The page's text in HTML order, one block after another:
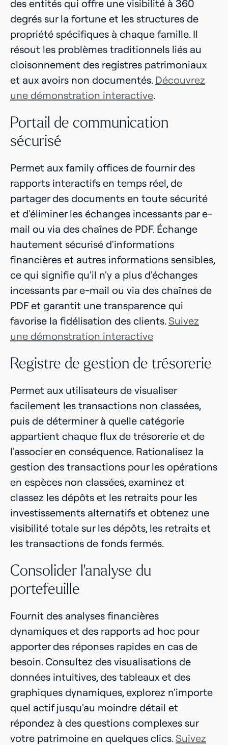
des entités qui offre une visibilité à 360
degrés sur la fortune et les structures de
propriété spécifiques à chaque famille. Il
résout les problèmes traditionnels liés au
cloisonnement des registres patrimoniaux
et aux avoirs non documentés. Découvrez
une démonstration interactive.
Portail de communication
sécurisé
Permet aux family offices de fournir des
rapports interactifs en temps réel, de
partager des documents en toute sécurité
et d'éliminer les échanges incessants par e-
mail ou via des chaînes de PDF. Échange
hautement sécurisé d'informations
financières et autres informations sensibles,
ce qui signifie qu'il n'y a plus d'échanges
incessants par e-mail ou via des chaînes de
PDF et garantit une transparence qui
favorise la fidélisation des clients. Suivez
une démonstration interactive
Registre de gestion de trésorerie
Permet aux utilisateurs de visualiser
facilement les transactions non classées,
puis de déterminer à quelle catégorie
appartient chaque flux de trésorerie et de
l'associer en conséquence. Rationalisez la
gestion des transactions pour les opérations
en espèces non classées, examinez et
classez les dépôts et les retraits pour les
investissements alternatifs et obtenez une
visibilité totale sur les dépôts, les retraits et
les transactions de fonds fermés.
Consolider l'analyse du
portefeuille
Fournit des analyses financières
dynamiques et des rapports ad hoc pour
apporter des réponses rapides en cas de
besoin. Consultez des visualisations de
données intuitives, des tableaux et des
graphiques dynamiques, explorez n'importe
quel actif jusqu'au moindre détail et
répondez à des questions complexes sur
votre patrimoine en quelques clics. Suivez